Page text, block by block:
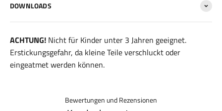
DOWNLOADS
ACHTUNG! Nicht für Kinder unter 3 Jahren geeignet.
Erstickungsgefahr, da kleine Teile verschluckt oder
eingeatmet werden können.
Bewertungen und Rezensionen